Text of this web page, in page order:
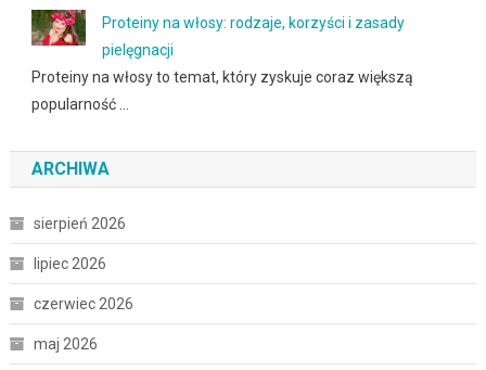
Proteiny na włosy: rodzaje, korzyści i zasady
pielęgnacji
Proteiny na włosy to temat, który zyskuje coraz większą
popularność …
ARCHIWA
sierpień 2026
lipiec 2026
czerwiec 2026
maj 2026